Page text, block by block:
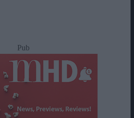
Pub